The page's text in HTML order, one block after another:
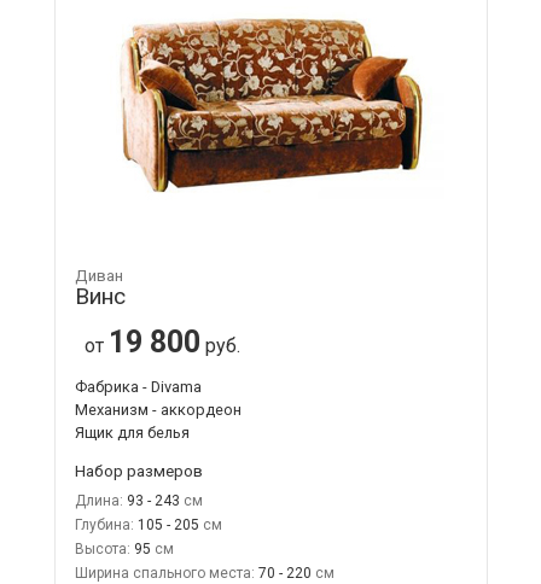
Диван
Винс
от 19 800 руб.
Фабрика - Divama
Механизм - аккордеон
Ящик для белья
Набор размеров
Длина: 93 - 243
Глубина: 105 - 205
Высота: 95
Ширина спального места: 70 - 220